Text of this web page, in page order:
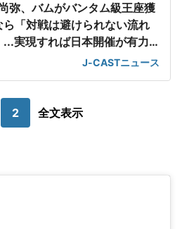
弥、バムがバンタム級王座獲
ら「対戦は避けられない流れ
...実現すれば日本開催が有力
【米メディア】J-CASTニュース
2 全文表示